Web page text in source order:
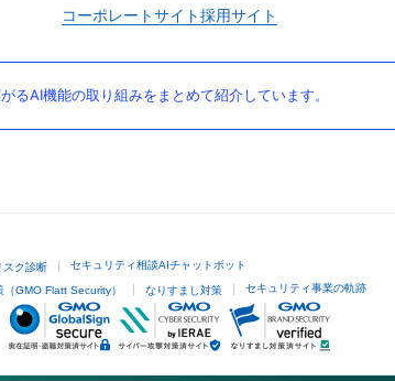
コーポレートサイト採用サイト
るAI機能の取り組みをまとめて紹介しています。
スク診断 セキュリティ相談AIチャットボット
GMO Flatt Security） なりすまし対策 セキュリティ事業の軌跡